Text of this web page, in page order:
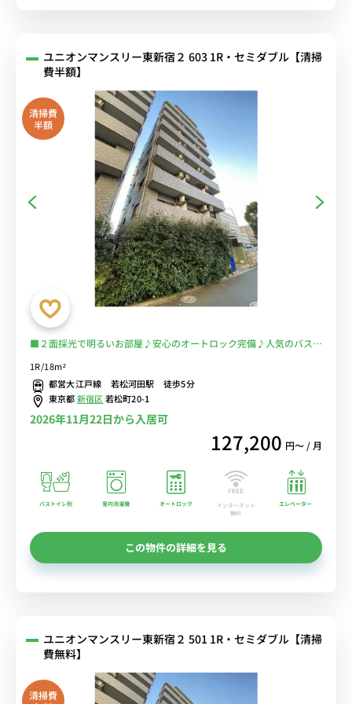
ユニオンマンスリー東新宿２ 603 1R・セミダブル【清掃
費半額】
清掃費
半額
■２面採光で明るいお部屋♪安心のオートロック完備♪人気のバスト
ンターの目の前！通院・通勤を徒歩圏内に♪電車に乗るのを完全回避
で安心！■選べるWi-Fi格安レンタル中！
1R/18m²
都営大江戸線 若松河田駅 徒歩5分
東京都新宿区若松町20-1
2026年11月22日から入居可
127,200 円〜 / 月
バストイレ別 室内洗濯機 オートロック
インターネット
無料
エレベーター
この物件の詳細を見る
ユニオンマンスリー東新宿２ 501 1R・セミダブル【清掃
費無料】
清掃費